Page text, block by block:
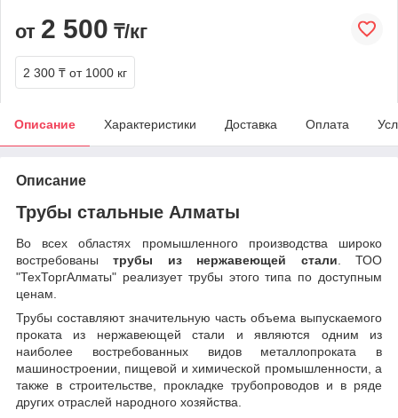
от 2 500 ₸/кг
2 300 ₸ от 1000 кг
Описание Характеристики Доставка Оплата
Описание
Трубы стальные Алматы
Во всех областях промышленного производства широко
востребованытрубы из нержавеющей стали. ТОО
"ТехТоргАлматы" реализует трубы этого типа по доступным
ценам.
Трубы составляют значительную часть объема выпускаемого
проката из нержавеющей стали и являются одним из
наиболее востребованных видов металлопроката в
машиностроении, пищевой и химической промышленности, а
также в строительстве, прокладке трубопроводов и в ряде
других отраслей народного хозяйства.